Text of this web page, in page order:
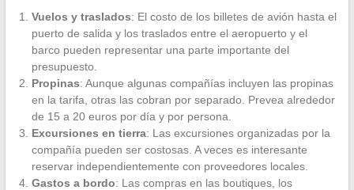
Vuelos y traslados: El costo de los billetes de avión hasta el
puerto de salida y los traslados entre el aeropuerto y el
barco pueden representar una parte importante del
presupuesto.
Propinas: Aunque algunas compañías incluyen las propinas
en la tarifa, otras las cobran por separado. Prevea alrededor
de 15 a 20 euros por día y por persona.
Excursiones en tierra: Las excursiones organizadas por la
compañía pueden ser costosas. A veces es interesante
reservar independientemente con proveedores locales.
Gastos a bordo: Las compras en las boutiques, los